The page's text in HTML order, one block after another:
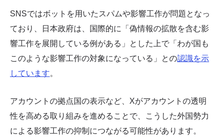
SNSではボットを用いたスパムや影響工作が問題となっ
ており、日本政府は、国際的に「偽情報の拡散を含む影
響工作を展開している例がある」とした上で「わが国も
このような影響工作の対象になっている」との認識を示
しています。
アカウントの拠点国の表示など、Xがアカウントの透明
性を高める取り組みを進めることで、こうした外国勢力
による影響工作の抑制につながる可能性があります。